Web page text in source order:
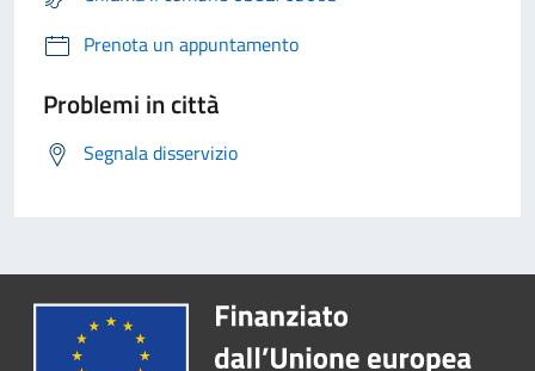
Prenota un appuntamento
Problemi in città
Segnala disservizio